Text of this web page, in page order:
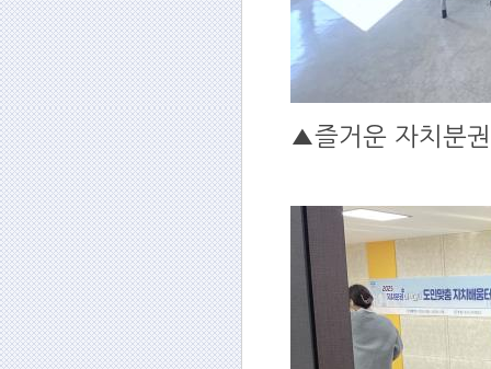
▲즐거운 자치분